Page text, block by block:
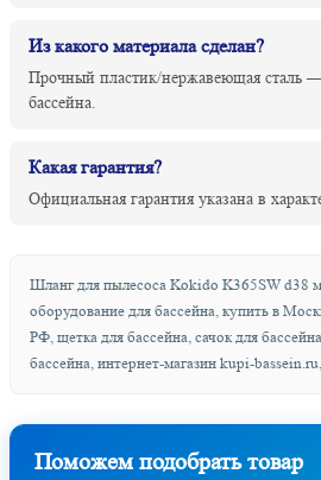
Из какого материала сделан?
Прочный пластик/нержавеющая сталь
бассейна.
Какая гарантия?
Официальная гарантия указана в
Шланг для пылесоса Kokido K365SW d38
оборудование для бассейна, купить в
РФ, щетка для бассейна, сачок для
бассейна, интернет-магазин kupi-
Поможем подобрать товар